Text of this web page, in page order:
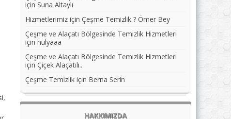
için Suna Altaylı
Hizmetlerimiz için Çeşme Temizlik ? Ömer Bey
Çeşme ve Alaçatı Bölgesinde Temizlik Hizmetleri
için hülyaaa
Çeşme ve Alaçatı Bölgesinde Temizlik Hizmetleri
için Çiçek Alaçatılı...
Çeşme Temizlik için Berna Serin
HAKKIMIZDA